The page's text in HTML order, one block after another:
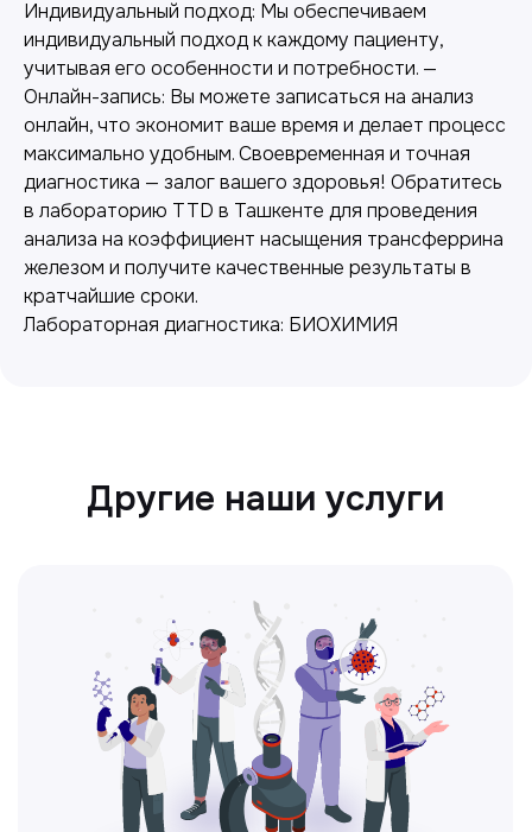
Индивидуальный подход: Мы обеспечиваем
индивидуальный подход к каждому пациенту,
учитывая его особенности и потребности. —
Онлайн-запись: Вы можете записаться на анализ
онлайн, что экономит ваше время и делает процесс
максимально удобным. Своевременная и точная
диагностика — залог вашего здоровья! Обратитесь
в лабораторию TTD в Ташкенте для проведения
анализа на коэффициент насыщения трансферрина
железом и получите качественные результаты в
кратчайшие сроки.
Лабораторная диагностика: БИОХИМИЯ
Лабораторная диагностика
Точные анализы для контроля здоровья и
выявления заболеваний.
Безопасный и точный метод для
обследования внутренних органов.